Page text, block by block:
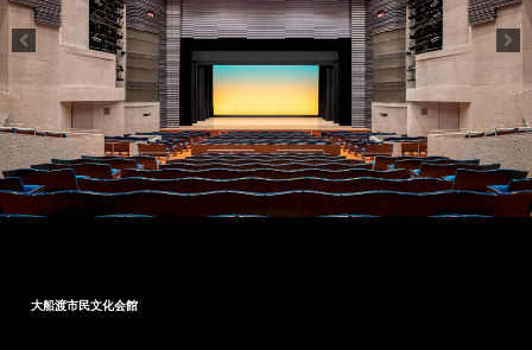
大船渡市民文化会館